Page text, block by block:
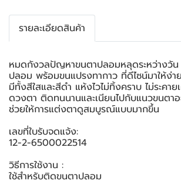
รายละเอียดสินค้า
หมดกังวลปัญหาขนตาปลอมหลุดระหว่างวั
ปลอม พร้อมขนแปรงทากาว ที่ดีไซน์มาให้ง่า
มีทั้งสีใสและสีดำ แห้งไวไม่ทิ้งคราบ ไม่ระคา
ดวงตา ติดทนนานและเนียนไปกับแนวขนตา
ช่วยให้การแต่งตาดูสมบูรณ์แบบมากขึ้น
เลขที่ใบรับจดแจ้ง:
12-2-6500022514
วิธีการใช้งาน :
ใช้สำหรับติดขนตาปลอม